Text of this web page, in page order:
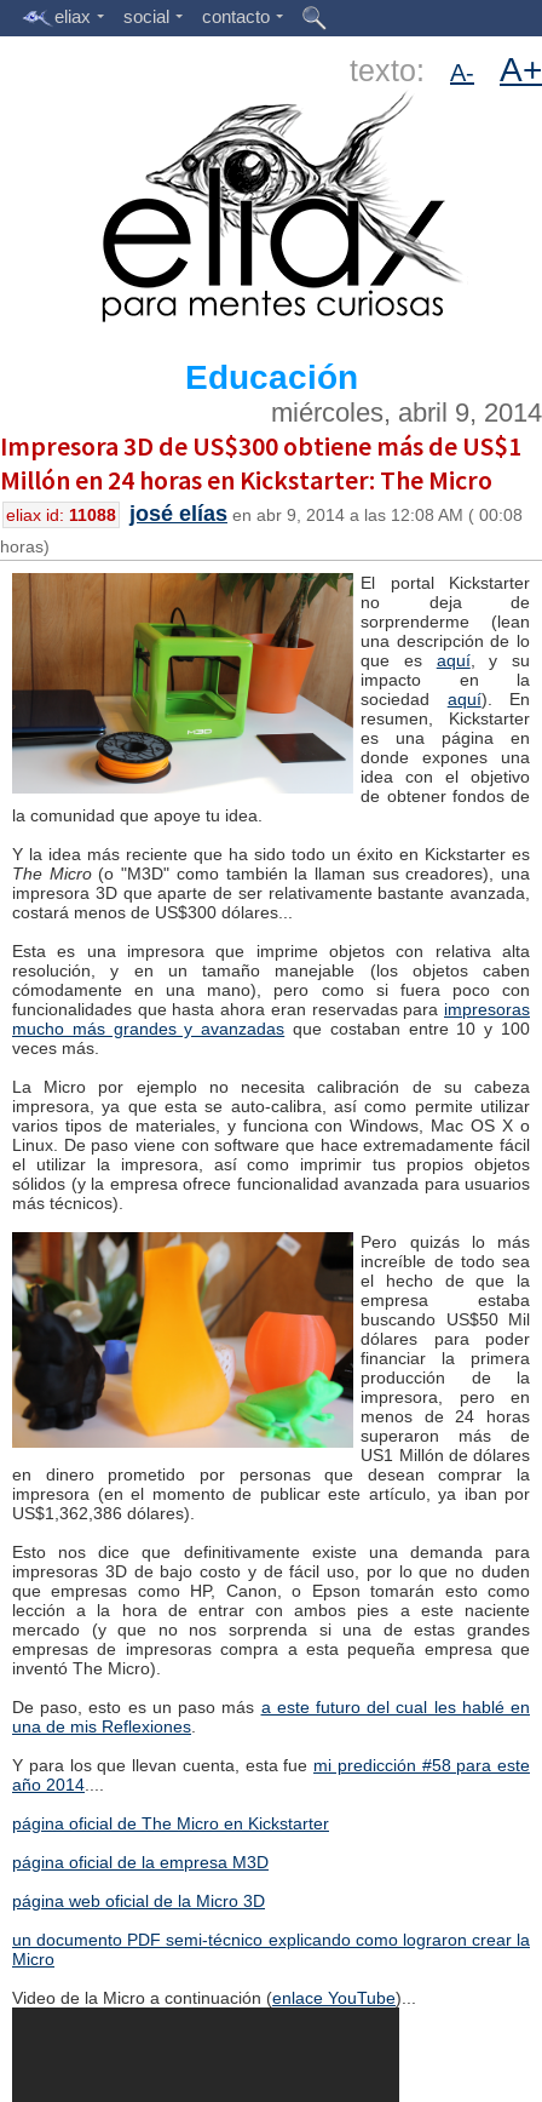
eliax social contacto
texto: A- A+
Educación
miércoles, abril 9, 2014
Impresora 3D de US$300 obtiene más de US$1
Millón en 24 horas en Kickstarter: The Micro
eliax id: 11088 josé elías en abr 9, 2014 a las 12:08 AM ( 00:08
horas)
El portal Kickstarter
no deja de
sorprenderme (lean
una descripción de lo
que es aquí, y su
impacto en la
sociedad aquí). En
resumen, Kickstarter
es una página en
donde expones una
idea con el objetivo
de obtener fondos de
la comunidad que apoye tu idea.
Y la idea más reciente que ha sido todo un éxito en Kickstarter es
The Micro(o "M3D" como también la llaman sus creadores), una
impresora 3D que aparte de ser relativamente bastante avanzada,
costará menos de US$300 dólares...
Esta es una impresora que imprime objetos con relativa alta
resolución, y en un tamaño manejable (los objetos caben
cómodamente en una mano), pero como si fuera poco con
funcionalidades que hasta ahora eran reservadas para impresoras
mucho más grandes y avanzadas que costaban entre 10 y 100
veces más.
La Micro por ejemplo no necesita calibración de su cabeza
impresora, ya que esta se auto-calibra, así como permite utilizar
varios tipos de materiales, y funciona con Windows, Mac OS X o
Linux. De paso viene con software que hace extremadamente fácil
el utilizar la impresora, así como imprimir tus propios objetos
sólidos (y la empresa ofrece funcionalidad avanzada para usuarios
más técnicos).
Pero quizás lo más
increíble de todo sea
el hecho de que la
empresa estaba
buscando US$50 Mil
dólares para poder
financiar la primera
producción de la
impresora, pero en
menos de 24 horas
superaron más de
US1 Millón de dólares
en dinero prometido por personas que desean comprar la
impresora (en el momento de publicar este artículo, ya iban por
US$1,362,386 dólares).
Esto nos dice que definitivamente existe una demanda para
impresoras 3D de bajo costo y de fácil uso, por lo que no duden
que empresas como HP, Canon, o Epson tomarán esto como
lección a la hora de entrar con ambos pies a este naciente
mercado (y que no nos sorprenda si una de estas grandes
empresas de impresoras compra a esta pequeña empresa que
inventó The Micro).
De paso, esto es un paso más a este futuro del cual les hablé en
una de mis Reflexiones
Y para los que llevan cuenta, esta fue mi predicción #58 para este
año 2014
página oficial de The Micro en Kickstarter
página oficial de la empresa M3D
página web oficial de la Micro 3D
un documento PDF semi-técnico explicando como lograron crear la
Micro
Video de la Micro a continuación (enlace YouTube)...